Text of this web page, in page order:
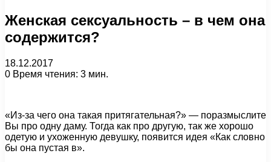
Женская сексуальность – в чем она
содержится?
18.12.2017
0 Время чтения: 3 мин.
«Из-за чего она такая притягательная?» — поразмыслите
Вы про одну даму. Тогда как про другую, так же хорошо
одетую и ухоженную девушку, появится идея «Как словно
бы она пустая в».